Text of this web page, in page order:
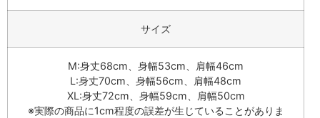
サイズ
M:身丈68cm、身幅53cm、肩幅46cm
L:身丈70cm、身幅56cm、肩幅48cm
XL:身丈72cm、身幅59cm、肩幅50cm
※実際の商品に1cm程度の誤差が生じていることがありま